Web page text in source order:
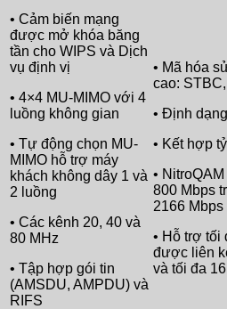
• Cảm biến mạng
được mở khóa băng
tần cho WIPS và Dịch
vụ định vị
• 4×4 MU-MIMO với 4
luồng không gian
• Tự động chọn MU-
MIMO hỗ trợ máy
khách không dây 1 và
2 luồng
• Các kênh 20, 40 và
80 MHz
• Tập hợp gói tin
(AMSDU, AMPDU) và
RIFS
• Mã hóa
cao:
• Định
• Kết hợp
•
800 Mbps
2166
• Hỗ trợ tối
được liên
và tối đa